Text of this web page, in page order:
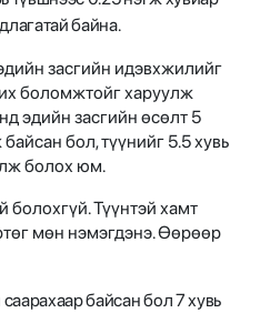
байна.
засгийн идэвхжилийг
боломжтойг харуулж
эдийн засгийн өсөлт 5
бол, түүнийг 5.5 хувь
болох юм.
болохгүй. Түүнтэй хамт
мөн нэмэгдэнэ. Өөрөөр
байсан бол 7 хувь